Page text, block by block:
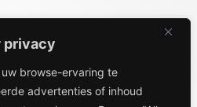
privacy
browse-ervaring te
advertenties of inhoud